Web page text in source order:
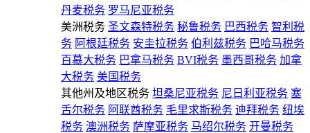
丹麦税务 罗马尼亚税务
美洲税务 圣文森特税务 秘鲁税务 巴西税务 智利税
务 阿根廷税务 安圭拉税务 伯利兹税务 巴哈马税务
百慕大税务 巴拿马税务 BVI税务 墨西哥税务 加拿
大税务 美国税务
其他州及地区税务 坦桑尼亚税务 尼日利亚税务 塞
舌尔税务 阿联酋税务 毛里求斯税务 迪拜税务 纽埃
税务 澳洲税务 萨摩亚税务 马绍尔税务 开曼税务